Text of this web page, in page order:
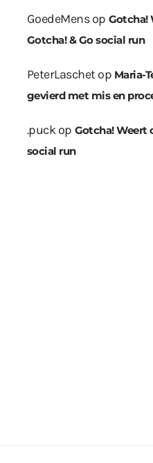
GoedeMensop Gotcha!
Gotcha! & Go social run
PeterLaschetop Maria-
gevierd met mis en
.puckop Gotcha! Weert
social run